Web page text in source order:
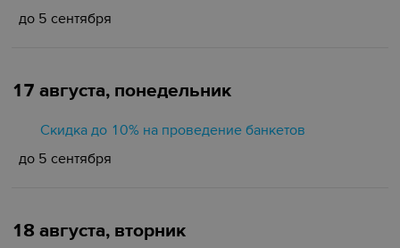
до 5 сентября
17 августа, понедельник
Скидка до 10% на проведение банкетов
до 5 сентября
18 августа, вторник